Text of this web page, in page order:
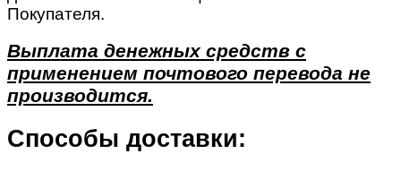
Покупателя.
Выплата денежных средств с
применением почтового перевода не
производится.
Способы доставки: